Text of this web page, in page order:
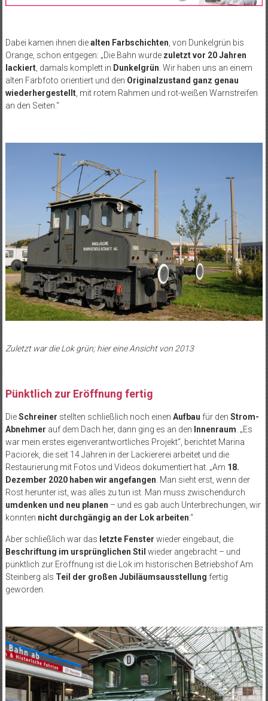
Dabei kamen ihnen diealten Farbschichten , von Dunkelgrün bis
Orange, schon entgegen: „Die Bahn wurde zuletzt vor 20 Jahren
lackiert, damals komplett in Dunkelgrün . Wir haben uns an einem
alten Farbfoto orientiert und den Originalzustand ganz genau
wiederhergestellt, mit rotem Rahmen und rot-weißen Warnstreifen
an den Seiten.“
Zuletzt war die Lok grün; hier eine Ansicht von 2013
Pünktlich zur Eröffnung fertig
DieSchreiner stellten schließlich noch einen Aufbau für den Strom-
Abnehmer auf dem Dach her, dann ging es an den Innenraum . „Es
war mein erstes eigenverantwortliches Projekt“, berichtet Marina
Paciorek, die seit 14 Jahren in der Lackiererei arbeitet und die
Restaurierung mit Fotos und Videos dokumentiert hat. „Am 18.
Dezember 2020 haben wir angefangen . Man sieht erst, wenn der
Rost herunter ist, was alles zu tun ist. Man muss zwischendurch
umdenken und neu planen – und es gab auch Unterbrechungen, wir
konnten nicht durchgängig an der Lok arbeiten .“
Aber schließlich war das letzte Fenster wieder eingebaut, die
Beschriftung im ursprünglichen Stil wieder angebracht – und
pünktlich zur Eröffnung ist die Lok im historischen Betriebshof Am
Steinberg als Teil der großen Jubiläumsausstellung fertig
geworden.